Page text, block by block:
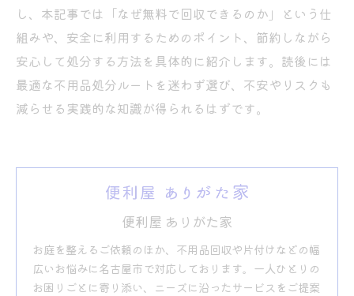
し、本記事では「なぜ無料で回収できるのか」という仕
組みや、安全に利用するためのポイント、節約しながら
安心して処分する方法を具体的に紹介します。読後には
最適な不用品処分ルートを迷わず選び、不安やリスクも
減らせる実践的な知識が得られるはずです。
便利屋 ありがた家
お庭を整えるご依頼のほか、不用品回収や片付けなどの幅
広いお悩みに名古屋市で対応しております。一人ひとりの
お困りごとに寄り添い、ニーズに沿ったサービスをご提案